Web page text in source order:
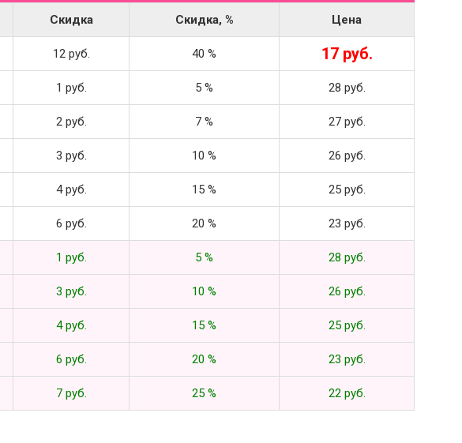
Скидка Скидка, % Цена
12 руб. 40 % 17 руб.
1 руб. 5 % 28 руб.
2 руб. 7 % 27 руб.
3 руб. 10 % 26 руб.
4 руб. 15 % 25 руб.
6 руб. 20 % 23 руб.
1 руб. 5 % 28 руб.
3 руб. 10 % 26 руб.
4 руб. 15 % 25 руб.
6 руб. 20 % 23 руб.
7 руб. 25 % 22 руб.